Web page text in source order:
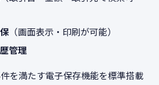
（画面表示・印刷が可能）
管理
を満たす電子保存機能を標準搭載